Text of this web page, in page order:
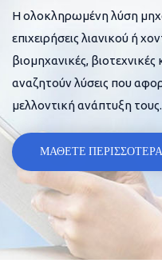
Η ολοκληρωμένη λύση
επιχειρήσεις λιανικού ή
βιομηχανικές,
αναζητούν λύσεις που
μελλοντική ανάπτυξη τους.
ΜΑΘΕΤΕ ΠΕΡΙΣΣΟΤΕΡΑ